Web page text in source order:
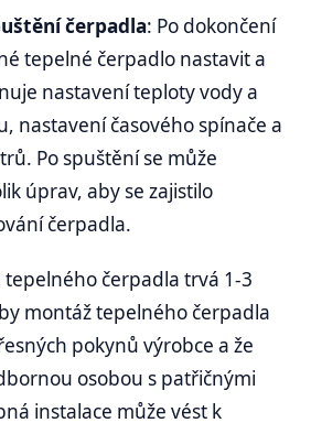
čerpadla: Po dokončení
tepelné čerpadlo nastavit a
nastavení teploty vody a
nastavení časového spínače a
Po spuštění se může
úprav, aby se zajistilo
čerpadla.
tepelného čerpadla trvá 1-3
montáž tepelného čerpadla
pokynů výrobce a že
osobou s patřičnými
instalace může vést k